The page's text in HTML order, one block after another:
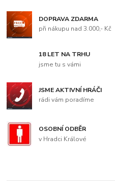
DOPRAVA ZDARMA
při nákupu nad 3.000,- Kč
18 LET NA TRHU
jsme tu s vámi
JSME AKTIVNÍ HRÁČI
rádi vám poradíme
OSOBNÍ ODBĚR
v Hradci Králové